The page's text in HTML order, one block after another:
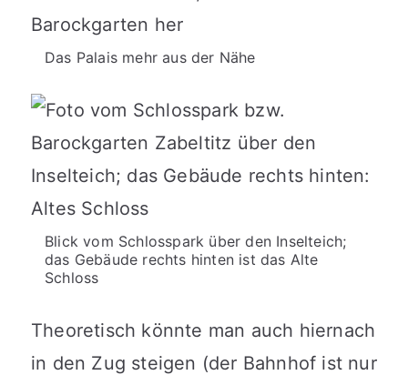
Das Palais mehr aus der Nähe
Blick vom Schlosspark über den Inselteich;
das Gebäude rechts hinten ist das Alte
Schloss
Theoretisch könnte man auch hiernach
in den Zug steigen (der Bahnhof ist nur